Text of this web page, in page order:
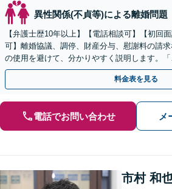
異性関係(不貞等)による離婚問題
【弁護士歴10年以上】【電話相談可】【初回
可】離婚協議、調停、財産分与、慰謝料の請
の使用を避けて、分かりやすく説明します。
も大丈夫？」と一人で悩まずに、まずはご相
料金表を見る
電話でお問い合わせ メ
市村 和